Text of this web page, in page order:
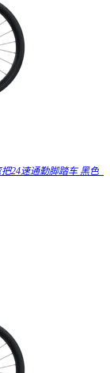
24速通勤脚踏车 黑色_